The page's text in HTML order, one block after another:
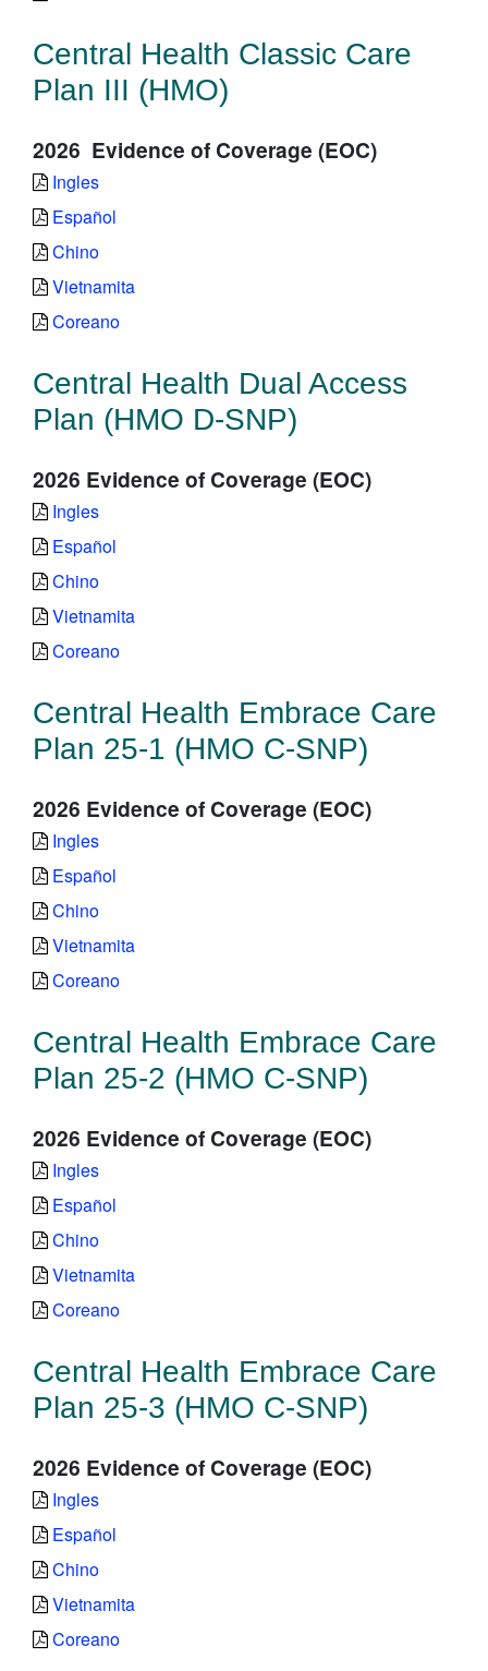
Central Health Classic Care
Plan III (HMO)
2026 Evidence of Coverage (EOC)
Ingles
Español
Chino
Vietnamita
Coreano
Central Health Dual Access
Plan (HMO D-SNP)
2026 Evidence of Coverage (EOC)
Ingles
Español
Chino
Vietnamita
Coreano
Central Health Embrace Care
Plan 25-1 (HMO C-SNP)
2026 Evidence of Coverage (EOC)
Ingles
Español
Chino
Vietnamita
Coreano
Central Health Embrace Care
Plan 25-2 (HMO C-SNP)
2026 Evidence of Coverage (EOC)
Ingles
Español
Chino
Vietnamita
Coreano
Central Health Embrace Care
Plan 25-3 (HMO C-SNP)
2026 Evidence of Coverage (EOC)
Ingles
Español
Chino
Vietnamita
Coreano